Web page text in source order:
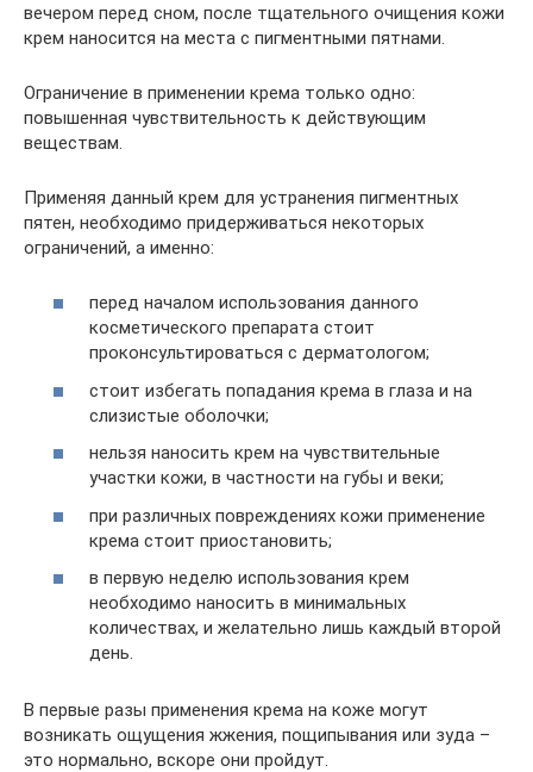
вечером перед сном, после тщательного очищения кожи
крем наносится на места с пигментными пятнами.
Ограничение в применении крема только одно:
повышенная чувствительность к действующим
веществам.
Применяя данный крем для устранения пигментных
пятен, необходимо придерживаться некоторых
ограничений, а именно:
перед началом использования данного
косметического препарата стоит
проконсультироваться с дерматологом;
стоит избегать попадания крема в глаза и на
слизистые оболочки;
нельзя наносить крем на чувствительные
участки кожи, в частности на губы и веки;
при различных повреждениях кожи применение
крема стоит приостановить;
в первую неделю использования крем
необходимо наносить в минимальных
количествах, и желательно лишь каждый второй
день.
В первые разы применения крема на коже могут
возникать ощущения жжения, пощипывания или зуда –
это нормально, вскоре они пройдут.